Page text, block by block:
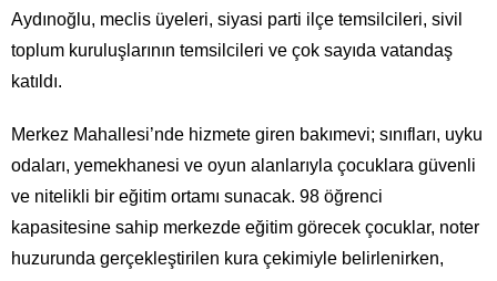
Aydınoğlu, meclis üyeleri, siyasi parti ilçe temsilcileri, sivil
toplum kuruluşlarının temsilcileri ve çok sayıda vatandaş
katıldı.
Merkez Mahallesi’nde hizmete giren bakımevi; sınıfları, uyku
odaları, yemekhanesi ve oyun alanlarıyla çocuklara güvenli
ve nitelikli bir eğitim ortamı sunacak. 98 öğrenci
kapasitesine sahip merkezde eğitim görecek çocuklar, noter
huzurunda gerçekleştirilen kura çekimiyle belirlenirken,